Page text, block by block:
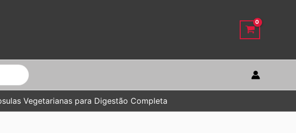
Vegetarianas para Digestão Completa